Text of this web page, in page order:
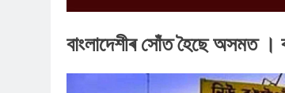
বাংলাদেশীৰ সোঁত হৈছে অসমত ।